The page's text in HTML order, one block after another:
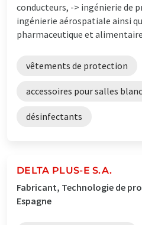
conducteurs, -> ingénierie de
ingénierie aérospatiale ainsi
pharmaceutique et
vêtements de protection
accessoires pour salles
désinfectants
DELTA PLUS-E S.A.
Fabricant, Technologie de
Espagne